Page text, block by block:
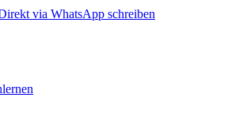
via WhatsApp schreiben